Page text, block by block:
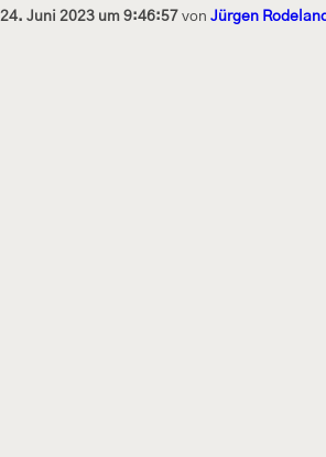
24. Juni 2023 um 9:46:57 von Jürgen